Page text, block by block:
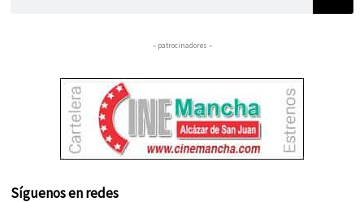
– patrocinadores –
Síguenos en redes